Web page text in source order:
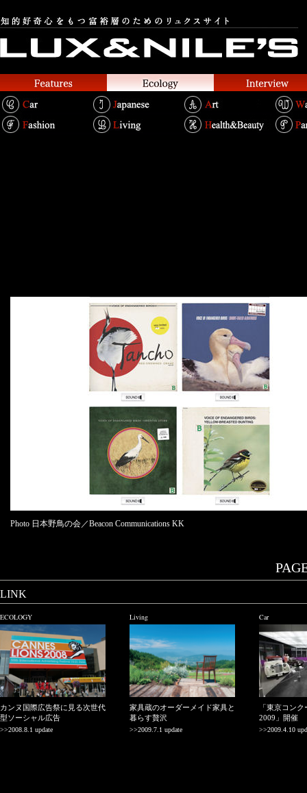
Photo 日本野鳥の会／Beacon Communications KK
LINK
ECOLOGY
カンヌ国際広告祭に見る次世代
型ソーシャル広告
>>2008.8.1 update
Living
家具蔵のオーダーメイド家具と
暮らす贅沢
>>2009.7.1 update
Car
「東京コン
2009」開催
>>2009.4.10